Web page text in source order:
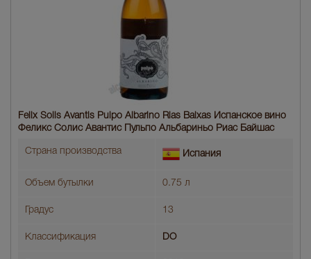
Felix Solis Avantis Pulpo Albarino Rias Baixas Испанское вино
Феликс Солис Авантис Пульпо Альбариньо Риас Байшас
Страна производства Испания
Объем бутылки 0.75 л
Градус 13
Классификация DO